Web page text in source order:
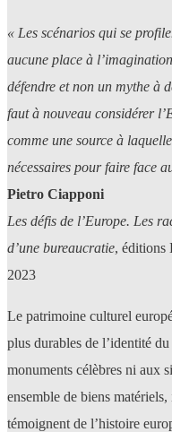
« Les scénarios qui se
aucune place à
défendre et non un mythe à
faut à nouveau considérer
comme une source à
nécessaires pour faire face
Pietro Ciapponi
Les défis de l’Europe. Les
d’une bureaucratie, éditions
2023
Le patrimoine culturel
plus durables de l’identité
monuments célèbres ni aux
ensemble de biens
témoignent de l’histoire